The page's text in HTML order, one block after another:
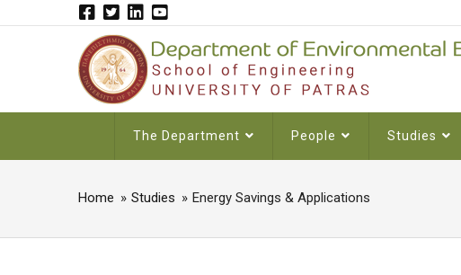
MAIN
NAVIGATION
The Department People Studies
BREADCRUMB
Home Studies Energy Savings & Applications